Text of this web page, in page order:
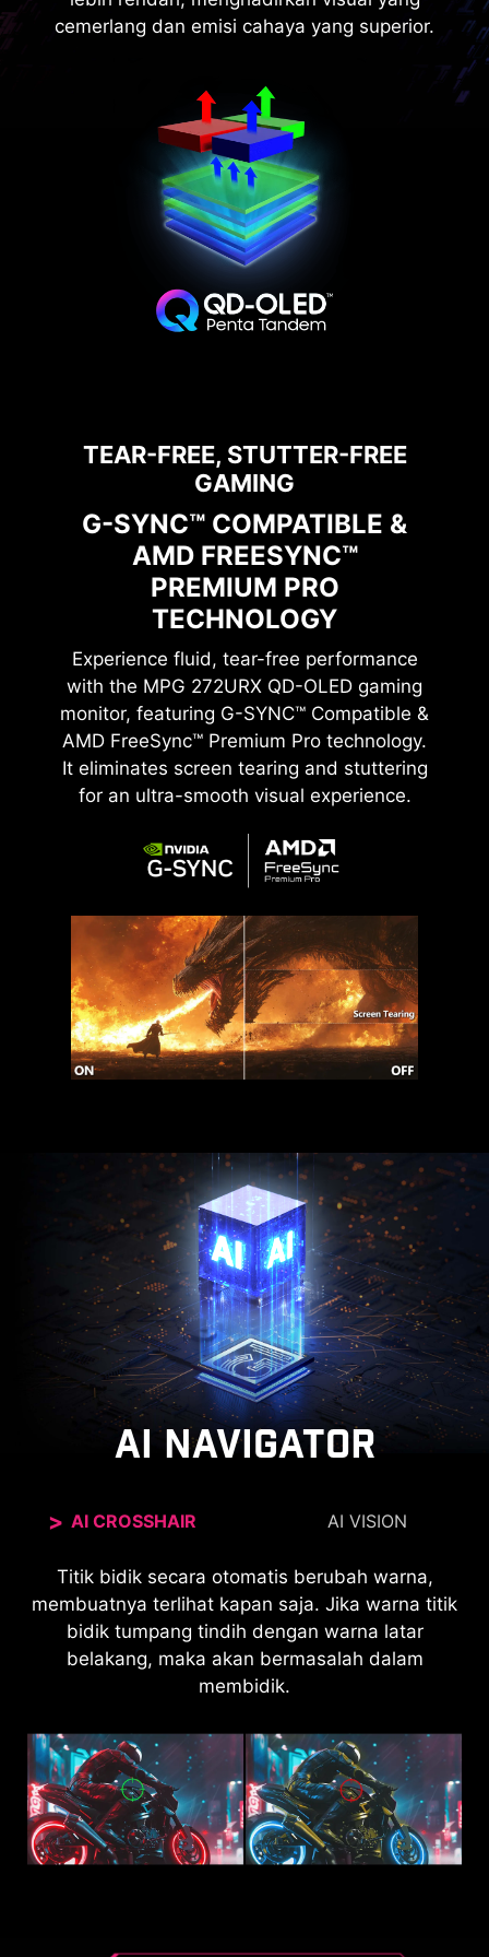
cemerlang dan emisi cahaya yang superior.
27” QHD QD-OLED
27” UHD QD-OLED
0.03ms GtG
Response Time
1500000:1
Contrast Ratio
TEAR-FREE, STUTTER-FREE
GAMING
G-SYNC™ COMPATIBLE &
AMD FREESYNC™
PREMIUM PRO
TECHNOLOGY
Experience fluid, tear-free performance
with the MPG 272URX QD-OLED gaming
monitor, featuring G-SYNC™ Compatible &
AMD FreeSync™ Premium Pro technology.
It eliminates screen tearing and stuttering
for an ultra-smooth visual experience.
AI NAVIGATOR
AI CROSSHAIR AI VISION
Titik bidik secara otomatis berubah warna,
membuatnya terlihat kapan saja. Jika warna titik
bidik tumpang tindih dengan warna latar
belakang, maka akan bermasalah dalam
membidik.
Teknologi AI Vision yang baru tidak hanya dapat
mengungkap detail di area gelap tetapi juga
meningkatkan kecerahan keseluruhan dan
menjenuhkan warna, menghadirkan kecerahan
pada hari Anda.
AI VISION OFF AI VISION ON